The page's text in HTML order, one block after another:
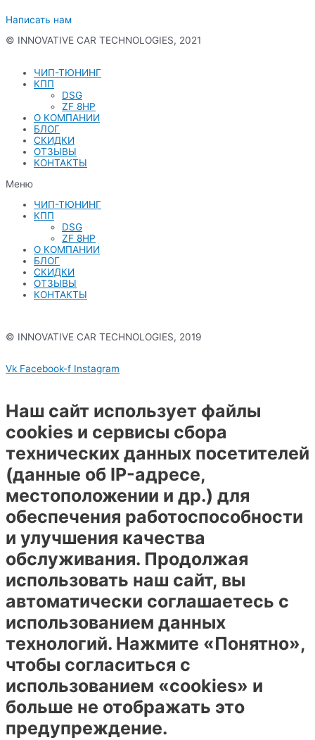
Написать нам
© INNOVATIVE CAR TECHNOLOGIES, 2021
ЧИП-ТЮНИНГ
КПП
DSG
ZF 8HP
О КОМПАНИИ
БЛОГ
СКИДКИ
ОТЗЫВЫ
КОНТАКТЫ
Меню
ЧИП-ТЮНИНГ
КПП
DSG
ZF 8HP
О КОМПАНИИ
БЛОГ
СКИДКИ
ОТЗЫВЫ
КОНТАКТЫ
© INNOVATIVE CAR TECHNOLOGIES, 2019
Vk Facebook-f Instagram
Наш сайт использует файлы
cookies и сервисы сбора
технических данных посетителей
(данные об IP-адресе,
местоположении и др.) для
обеспечения работоспособности
и улучшения качества
обслуживания. Продолжая
использовать наш сайт, вы
автоматически соглашаетесь с
использованием данных
технологий. Нажмите «Понятно»,
чтобы согласиться с
использованием «cookies» и
больше не отображать это
предупреждение.